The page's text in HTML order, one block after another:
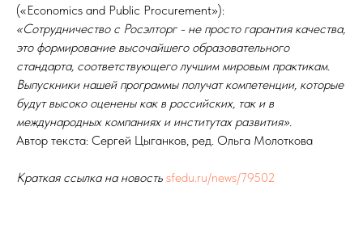
(«Economics and Public Procurement»):
«Сотрудничество с Росэлторг - не просто гарантия качества,
это формирование высочайшего образовательного
стандарта, соответствующего лучшим мировым практикам.
Выпускники нашей программы получат компетенции, которые
будут высоко оценены как в российских, так и в
международных компаниях и институтах развития».
Автор текста: Сергей Цыганков, ред. Ольга Молоткова
Краткая ссылка на новость sfedu.ru/news/79502